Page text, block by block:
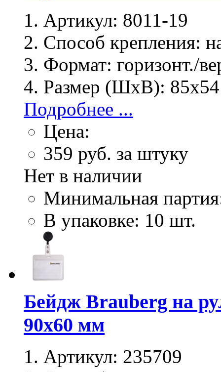
Артикул: 8011-19
Способ крепления:
Формат: горизонт./
Размер (ШхВ):
Подробнее ...
Цена:
359 руб. за штуку
Нет в наличии
Минимальная
В упаковке: 10 шт.
Бейдж Brauberg на
90х60 мм
Артикул: 235709